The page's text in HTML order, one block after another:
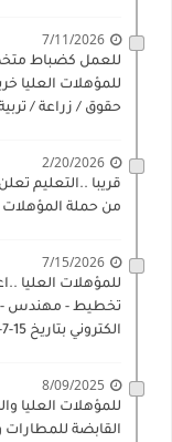
7/11/2026
للعمل كضباط
للمؤهلات العليا
حقوق / زراعة /
2/20/2026
قريبا ..التعليم
من حملة المؤهلات
7/15/2026
للمؤهلات العليا
تخطيط - مهندس -
الكتروني بتاريخ 15-7-2026
8/09/2025
للمؤهلات العليا
القابضة للمطارات